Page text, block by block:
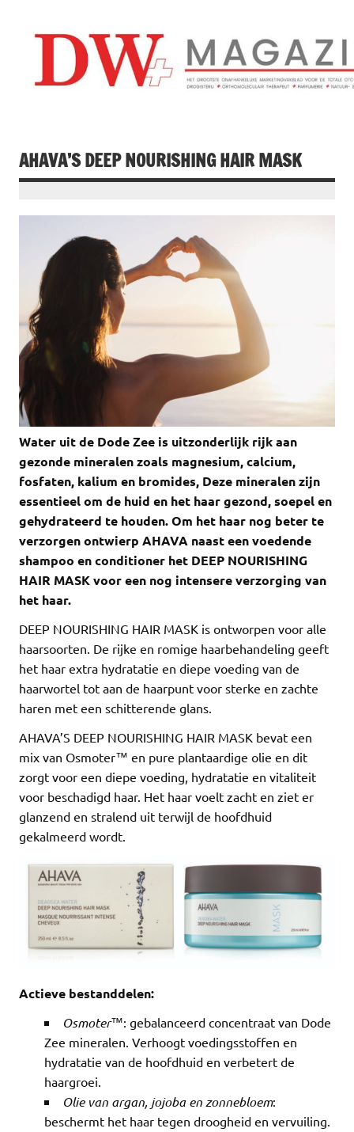
inhoud
AHAVA’S DEEP NOURISHING HAIR MASK
Water uit de Dode Zee is uitzonderlijk rijk aan
gezonde mineralen zoals magnesium, calcium,
fosfaten, kalium en bromides, Deze mineralen zijn
essentieel om de huid en het haar gezond, soepel en
gehydrateerd te houden. Om het haar nog beter te
verzorgen ontwierp AHAVA naast een voedende
shampoo en conditioner het DEEP NOURISHING
HAIR MASK voor een nog intensere verzorging van
het haar.
DEEP NOURISHING HAIR MASK is ontworpen voor alle
haarsoorten. De rijke en romige haarbehandeling geeft
het haar extra hydratatie en diepe voeding van de
haarwortel tot aan de haarpunt voor sterke en zachte
haren met een schitterende glans.
AHAVA’S DEEP NOURISHING HAIR MASK bevat een
mix van Osmoter™ en pure plantaardige olie en dit
zorgt voor een diepe voeding, hydratatie en vitaliteit
voor beschadigd haar. Het haar voelt zacht en ziet er
glanzend en stralend uit terwijl de hoofdhuid
gekalmeerd wordt.
Actieve bestanddelen:
Osmoter™: gebalanceerd concentraat van Dode
Zee mineralen. Verhoogt voedingsstoffen en
hydratatie van de hoofdhuid en verbetert de
haargroei.
Olie van argan, jojoba en zonnebloem:
beschermt het haar tegen droogheid en vervuiling.